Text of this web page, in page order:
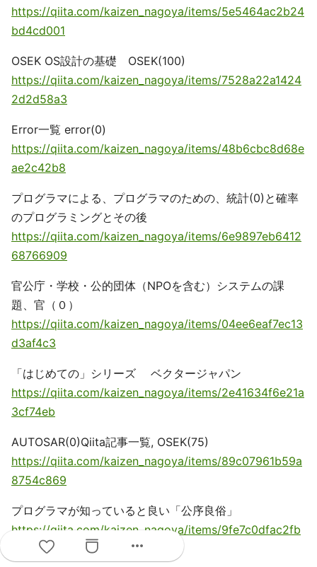
https://qiita.com/kaizen_nagoya/items/5e5464ac2b24
bd4cd001
OSEK OS設計の基礎 OSEK(100)
https://qiita.com/kaizen_nagoya/items/7528a22a1424
2d2d58a3
Error一覧 error(0)
https://qiita.com/kaizen_nagoya/items/48b6cbc8d68e
ae2c42b8
プログラマによる、プログラマのための、統計(0)と確率
のプログラミングとその後
https://qiita.com/kaizen_nagoya/items/6e9897eb6412
68766909
官公庁・学校・公的団体（NPOを含む）システムの課
題、官（０）
https://qiita.com/kaizen_nagoya/items/04ee6eaf7ec13
d3af4c3
「はじめての」シリーズ ベクタージャパン
https://qiita.com/kaizen_nagoya/items/2e41634f6e21a
3cf74eb
AUTOSAR(0)Qiita記事一覧, OSEK(75)
https://qiita.com/kaizen_nagoya/items/89c07961b59a
8754c869
プログラマが知っていると良い「公序良俗」
https://qiita.com/kaizen_nagoya/items/9fe7c0dfac2fb
d77a945
more_horiz